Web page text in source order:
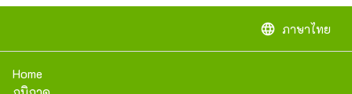
language ภาษาไทย
Home